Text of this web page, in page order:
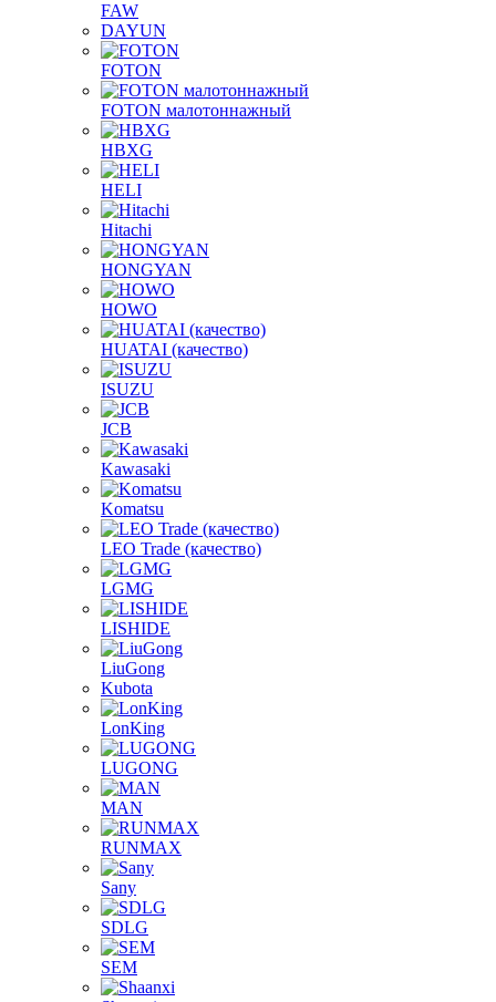
FAW
DAYUN
FOTON
FOTON малотоннажный
HBXG
HELI
Hitachi
HONGYAN
HOWO
HUATAI (качество)
ISUZU
JCB
Kawasaki
Komatsu
LEO Trade (качество)
LGMG
LISHIDE
LiuGong
Kubota
LonKing
LUGONG
MAN
RUNMAX
Sany
SDLG
SEM